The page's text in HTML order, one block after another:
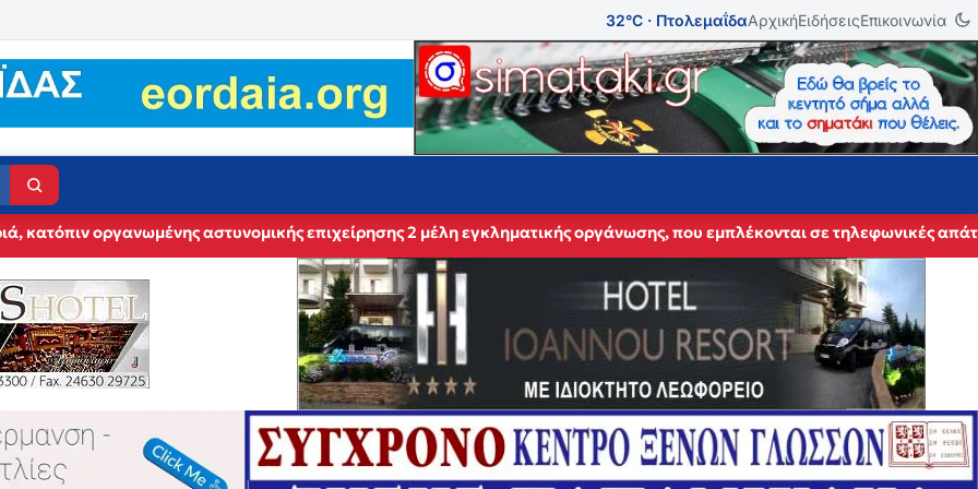
32°C · ΠτολεμαΐδαΑρχικήΕιδήσειςΕπικοινωνία
κατόπιν οργανωμένης αστυνομικής επιχείρησης 2 μέλη εγκληματικής οργάνωσης, που εμπλέκονται σε τηλεφωνικές